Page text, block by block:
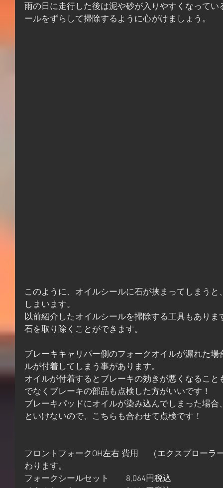
雨の日に走行した後は泥や砂が入りやすくなって
ールをずらして掃除するように心がけましょう。
このように、オイルシールに石が挟まってしまう
しまいます。
以前紹介したオイルシールを掃除する工具もあり
石を取り除くことができます。
ブレーキキャリパー側のフォークオイルが漏れた
ルが付着してしまう事があります。
オイルが付着するとブレーキの効きが悪くなるこ
でなくブレーキの部品も点検した方がいいです！
ブレーキパッドにオイルが染み込んでしまった場
といけないので、こちらも合わせて点検です！
フロントフォークOH左右 費用 　（エクスプローラ
わります。
フォークシールセット　　8,064円税込